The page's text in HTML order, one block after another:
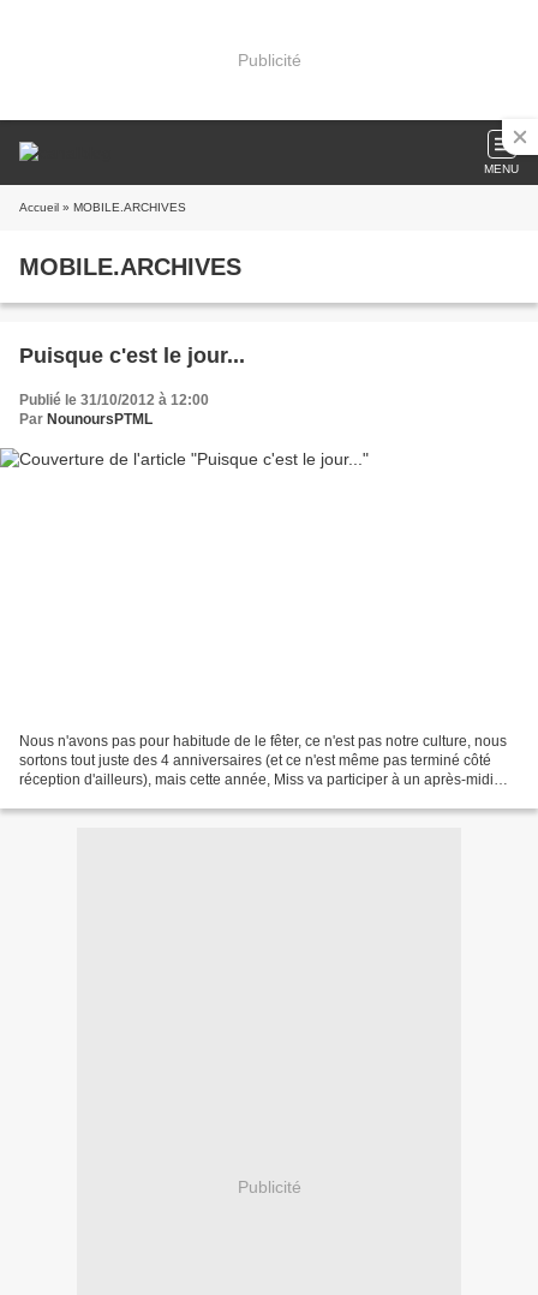
Publicité
MENU
Accueil » MOBILE.ARCHIVES
MOBILE.ARCHIVES
Puisque c'est le jour...
Publié le 31/10/2012 à 12:00
Par NounoursPTML
Nous n'avons pas pour habitude de le fêter, ce n'est pas notre culture, nous
sortons tout juste des 4 anniversaires (et ce n'est même pas terminé côté
réception d'ailleurs), mais cette année, Miss va participer à un après-midi
Publicité